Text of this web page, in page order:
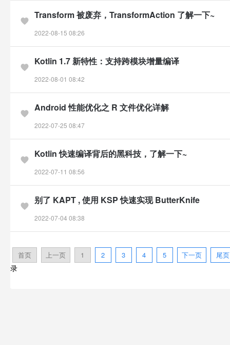
Transform 被废弃，TransformAction 了解一下~
2022-08-15 08:26
Kotlin 1.7 新特性：支持跨模块增量编译
2022-08-01 08:42
Android 性能优化之 R 文件优化详解
2022-07-25 08:47
Kotlin 快速编译背后的黑科技，了解一下~
2022-07-11 08:56
别了 KAPT , 使用 KSP 快速实现 ButterKnife
2022-07-04 08:38
首页 上一页 1 2 3 4 5 下一页 尾页
录